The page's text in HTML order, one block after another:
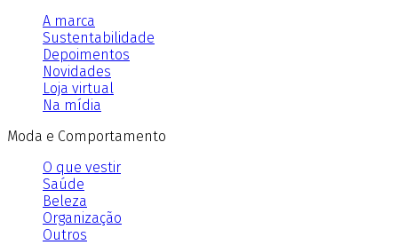
A marca
Sustentabilidade
Depoimentos
Novidades
Loja virtual
Na mídia
Moda e Comportamento
O que vestir
Saúde
Beleza
Organização
Outros